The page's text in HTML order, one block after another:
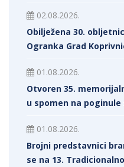
02.08.2026.
Obilježena 30.
Ogranka Grad
01.08.2026.
Otvoren 35.
u spomen na poginule
01.08.2026.
Brojni predstavnici
se na 13.